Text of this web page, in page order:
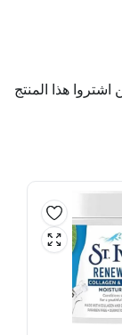
هذا المنتج